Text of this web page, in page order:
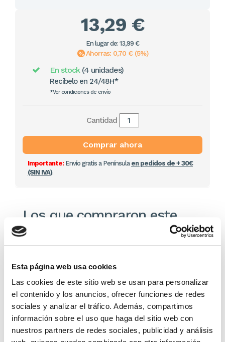
Esta página web usa cookies
Las cookies de este sitio web se usan para personalizar
el contenido y los anuncios, ofrecer funciones de redes
sociales y analizar el tráfico. Además, compartimos
información sobre el uso que haga del sitio web con
nuestros partners de redes sociales, publicidad y análisis
13,29 €
En lugar de: 13,99 €
Ahorras: 0,70 € (5%)
En stock (4 unidades)
Recíbelo en 24/48H*
*Ver condiciones de envío
Cantidad
Comprar ahora
Importante:Envío gratis a Península en pedidos de + 30€
(SIN IVA).
Los que compraron este
producto, también
compraron